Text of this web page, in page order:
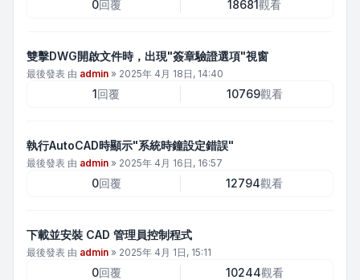
0回覆 18681觀看
雙擊DWG開啟文件時，出現"簽章驗證選項"視窗
最後發表 由 admin » 2025年 4月 18日, 14:40
1回覆 10769觀看
執行AutoCAD時顯示"系統時鐘設定錯誤"
最後發表 由 admin » 2025年 4月 16日, 16:57
0回覆 12794觀看
下載並安裝 CAD 管理員控制程式
最後發表 由 admin » 2025年 4月 1日, 15:11
0回覆 10244觀看